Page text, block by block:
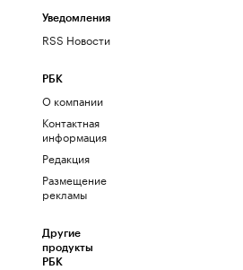
Уведомления
RSS Новости
РБК
О компании
Контактная
информация
Редакция
Размещение
рекламы
Другие
продукты
РБК